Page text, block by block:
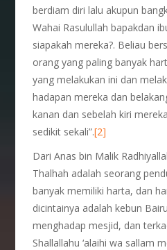
berdiam diri lalu akupun
Wahai Rasulullah bapakdan
siapakah mereka?. Beliau
orang yang paling banyak
yang melakukan ini dan
hadapan mereka dan
kanan dan sebelah kiri
sedikit sekali”.[2]
Dari Anas bin Malik
Thalhah adalah seorang
banyak memiliki harta, dan
dicintainya adalah kebun
menghadap mesjid, dan
Shallallahu ‘alaihi wa sallam